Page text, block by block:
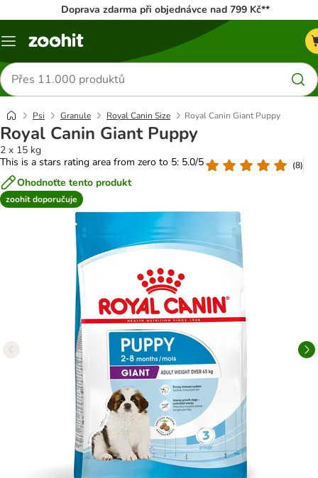
Doprava zdarma při objednávce nad 799 Kč**
Menu
Hledat
produkty
Psi Granule Royal Canin Size Royal Canin Giant Puppy
Royal Canin Giant Puppy
2 x 15 kg
This is a stars rating area from zero to 5: 5.0/5
(8)
Ohodnoťte tento produkt
zoohit doporučuje